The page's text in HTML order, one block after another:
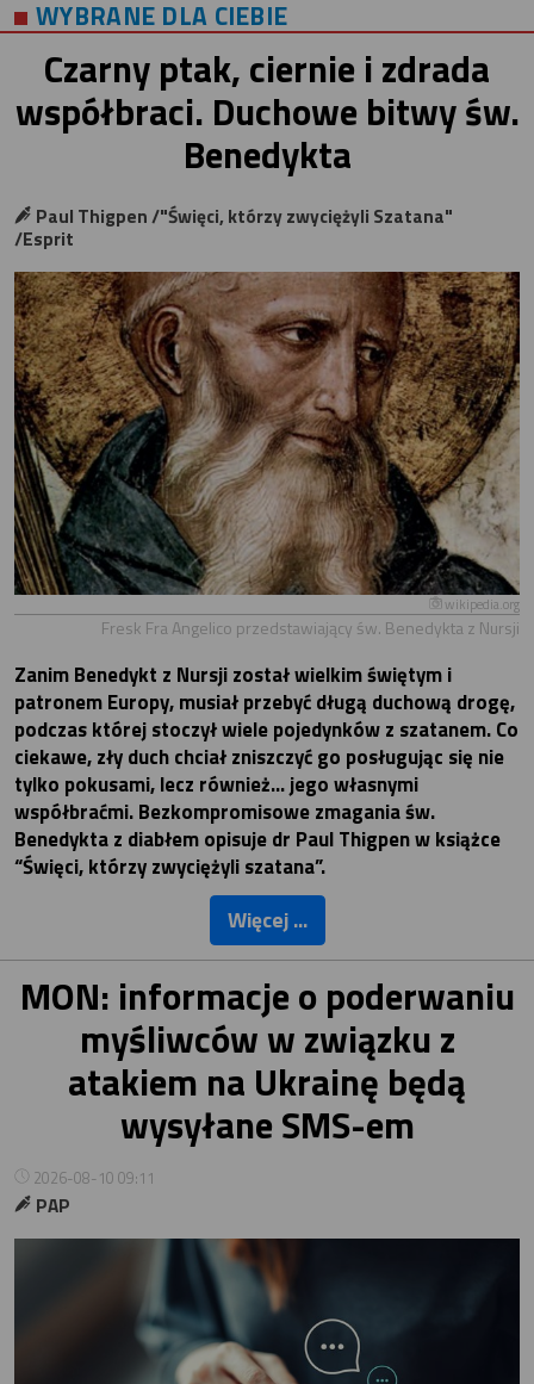
WYBRANE DLA CIEBIE
Czarny ptak, ciernie i zdrada
współbraci. Duchowe bitwy św.
Benedykta
Paul Thigpen /"Święci, którzy zwyciężyli Szatana"
/Esprit
wikipedia.org
Fresk Fra Angelico przedstawiający św. Benedykta z Nursji
Zanim Benedykt z Nursji został wielkim świętym i
patronem Europy, musiał przebyć długą duchową drogę,
podczas której stoczył wiele pojedynków z szatanem. Co
ciekawe, zły duch chciał zniszczyć go posługując się nie
tylko pokusami, lecz również... jego własnymi
współbraćmi. Bezkompromisowe zmagania św.
Benedykta z diabłem opisuje dr Paul Thigpen w książce
“Święci, którzy zwyciężyli szatana”.
Więcej ...
MON: informacje o poderwaniu
myśliwców w związku z
atakiem na Ukrainę będą
wysyłane SMS-em
2026-08-10 09:11
PAP